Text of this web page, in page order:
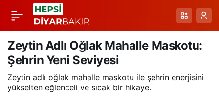
Zeytin Adlı Oğlak Mahalle Maskotu:
Şehrin Yeni Seviyesi
Zeytin adlı oğlak mahalle maskotu ile şehrin enerjisini
yükselten eğlenceli ve sıcak bir hikaye.
Munzur Vadisi’nde
Anne Ayı ve
Yavrusunun Yol Kenarı
Ziyafeti
Paylaş